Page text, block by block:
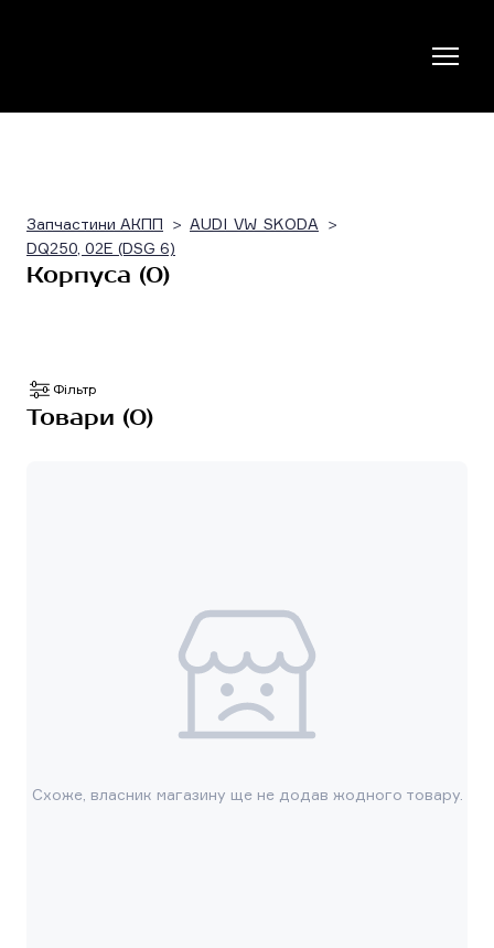
Запчастини АКПП
AUDI_VW_SKODA
DQ250, 02E (DSG 6)
Корпуса (0)
Фільтр
Товари (0)
Схоже, власник магазину ще не додав жодного товару.